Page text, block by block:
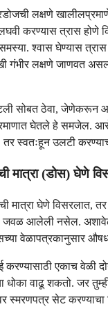
लक्षणे
करण्यास त्रास होणे
श्वास घेण्यास
गंभीर लक्षणे जाणवत
सोबत ठेवा, जेणेकरून
घेतले हे समजेल.
स्वतःहून उलटी
मात्रा (डोस) घेणे
मात्रा घेणे विसरलात,
जवळ आलेली नसेल.
वेळापत्रकानुसार
करण्यासाठी एकाच वेळी
धोका वाढू शकतो. जर
स्मरणपत्र सेट करण्याचा